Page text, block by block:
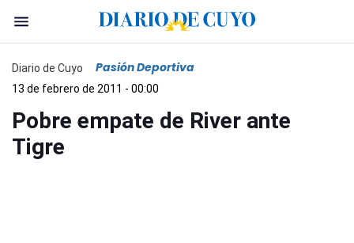
Diario de Cuyo Pasión Deportiva
13 de febrero de 2011 - 00:00
Pobre empate de River ante
Tigre